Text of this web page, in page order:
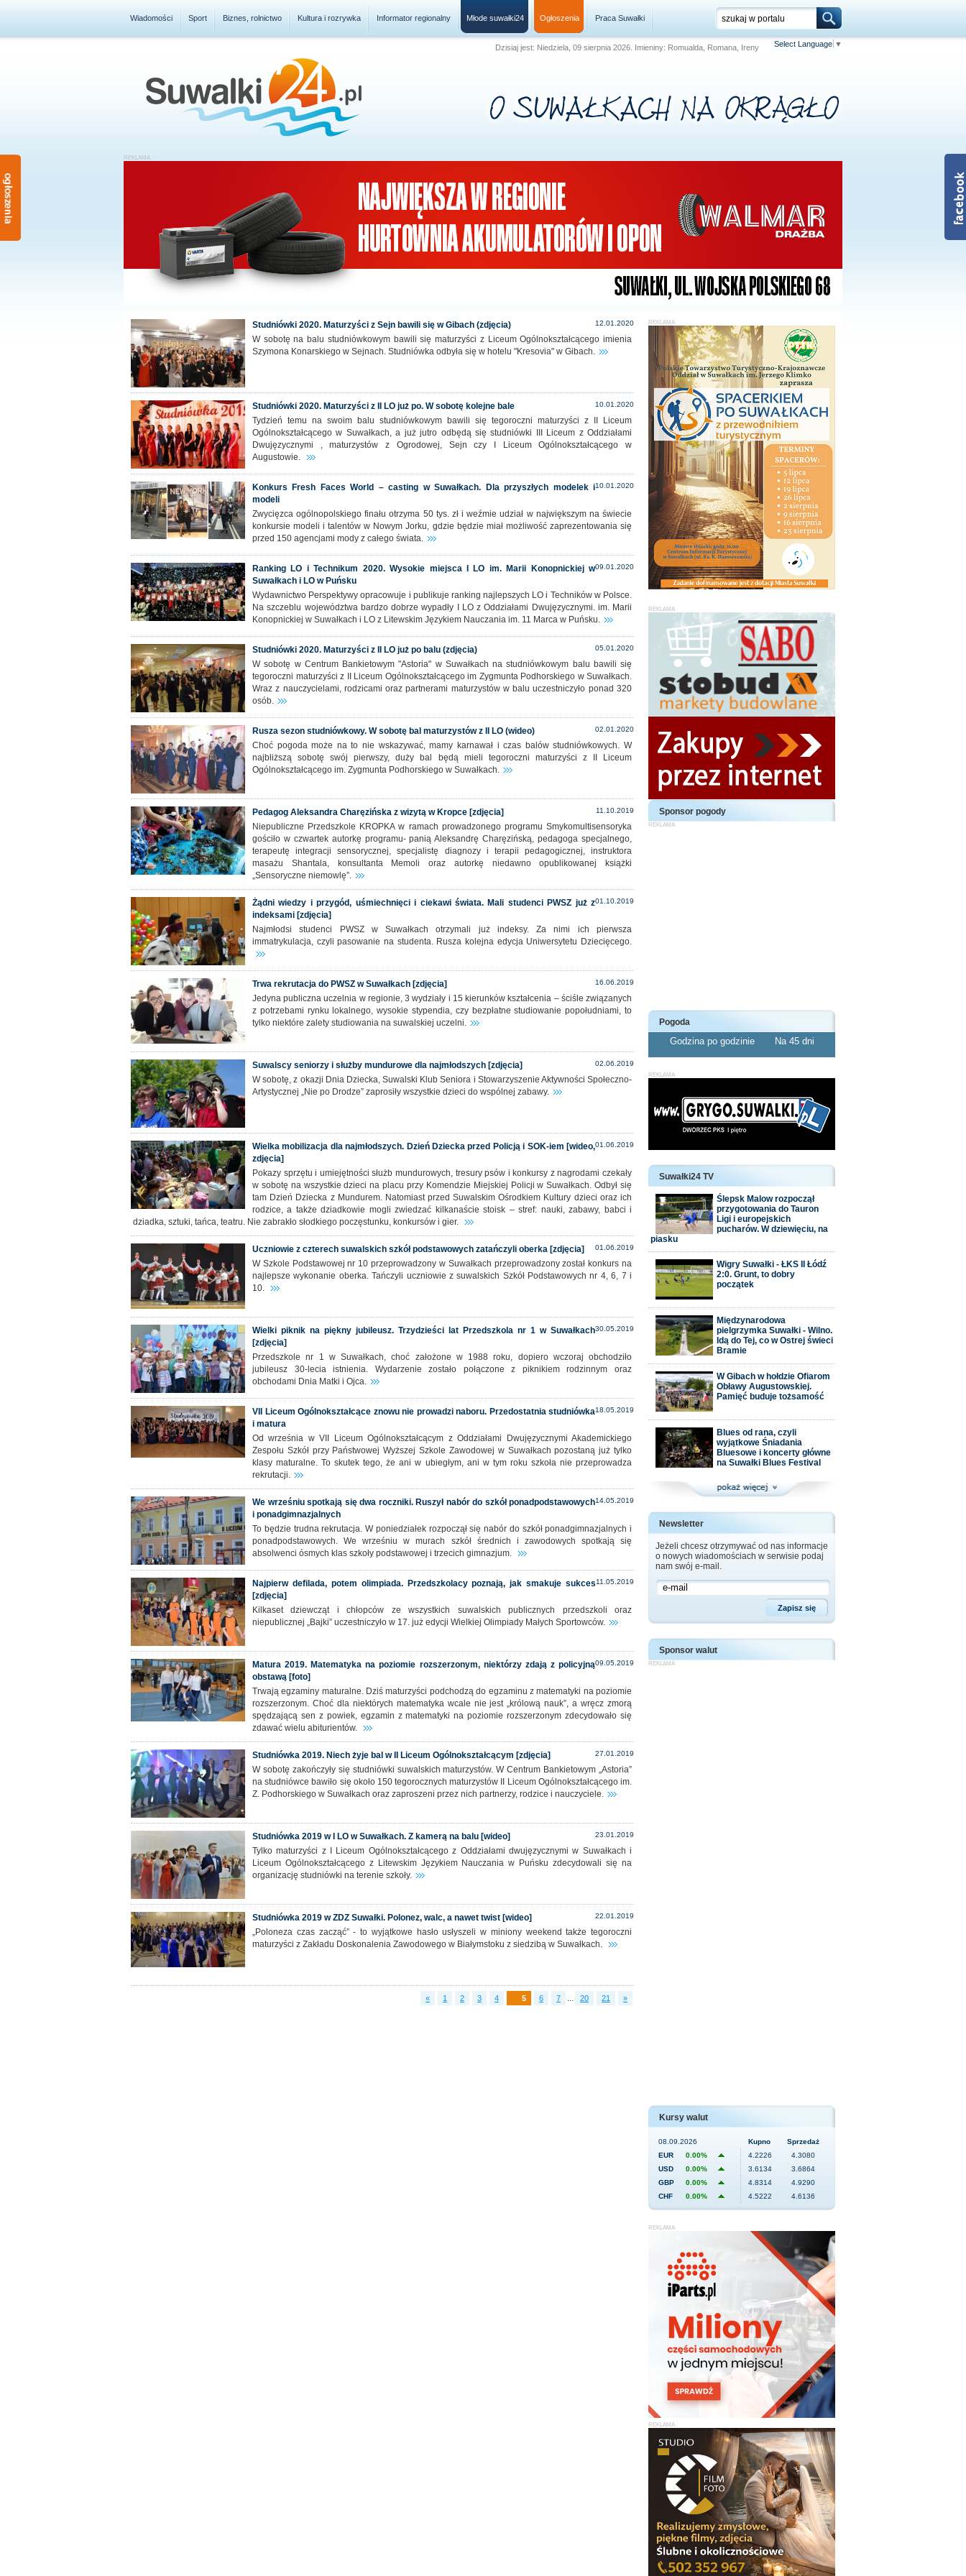
Wiadomości Sport Biznes, rolnictwo Kultura i rozrywka Informator regionalny Młode suwałki24 Ogłoszenia Praca Suwałki
Dzisiaj jest: Niedziela, 09 sierpnia 2026. Imieniny: Romualda, Romana, Ireny Select Language ▼
12.01.2020
Studniówki 2020. Maturzyści z Sejn bawili się w Gibach (zdjęcia)
W sobotę na balu studniówkowym bawili się maturzyści z Liceum Ogólnokształcącego imienia
Szymona Konarskiego w Sejnach. Studniówka odbyła się w hotelu "Kresovia" w Gibach.
10.01.2020
Studniówki 2020. Maturzyści z II LO już po. W sobotę kolejne bale
Tydzień temu na swoim balu studniówkowym bawili się tegoroczni maturzyści z II Liceum
Ogólnokształcącego w Suwałkach, a już jutro odbędą się studniówki III Liceum z Oddziałami
Dwujęzycznymi , maturzystów z Ogrodowej, Sejn czy I Liceum Ogólnokształcącego w
Augustowie.
10.01.2020
Konkurs Fresh Faces World – casting w Suwałkach. Dla przyszłych modelek i
modeli
Zwycięzca ogólnopolskiego finału otrzyma 50 tys. zł i weźmie udział w największym na świecie
konkursie modeli i talentów w Nowym Jorku, gdzie będzie miał możliwość zaprezentowania się
przed 150 agencjami mody z całego świata.
09.01.2020
Ranking LO i Technikum 2020. Wysokie miejsca I LO im. Marii Konopnickiej w
Suwałkach i LO w Puńsku
Wydawnictwo Perspektywy opracowuje i publikuje ranking najlepszych LO i Techników w Polsce.
Na szczeblu województwa bardzo dobrze wypadły I LO z Oddziałami Dwujęzycznymi. im. Marii
Konopnickiej w Suwałkach i LO z Litewskim Językiem Nauczania im. 11 Marca w Puńsku.
05.01.2020
Studniówki 2020. Maturzyści z II LO już po balu (zdjęcia)
W sobotę w Centrum Bankietowym "Astoria" w Suwałkach na studniówkowym balu bawili się
tegoroczni maturzyści z II Liceum Ogólnokształcącego im Zygmunta Podhorskiego w Suwałkach.
Wraz z nauczycielami, rodzicami oraz partnerami maturzystów w balu uczestniczyło ponad 320
osób.
02.01.2020
Rusza sezon studniówkowy. W sobotę bal maturzystów z II LO (wideo)
Choć pogoda może na to nie wskazywać, mamy karnawał i czas balów studniówkowych. W
najbliższą sobotę swój pierwszy, duży bal będą mieli tegoroczni maturzyści z II Liceum
Ogólnokształcącego im. Zygmunta Podhorskiego w Suwałkach.
11.10.2019
Pedagog Aleksandra Charęzińska z wizytą w Kropce [zdjęcia]
Niepubliczne Przedszkole KROPKA w ramach prowadzonego programu Smykomultisensoryka
gościło w czwartek autorkę programu- panią Aleksandrę Charęzińską, pedagoga specjalnego,
terapeutę integracji sensorycznej, specjalistę diagnozy i terapii pedagogicznej, instruktora
masażu Shantala, konsultanta Memoli oraz autorkę niedawno opublikowanej książki
„Sensoryczne niemowlę”.
01.10.2019
Żądni wiedzy i przygód, uśmiechnięci i ciekawi świata. Mali studenci PWSZ już z
indeksami [zdjęcia]
Najmłodsi studenci PWSZ w Suwałkach otrzymali już indeksy. Za nimi ich pierwsza
immatrykulacja, czyli pasowanie na studenta. Rusza kolejna edycja Uniwersytetu Dziecięcego.
16.06.2019
Trwa rekrutacja do PWSZ w Suwałkach [zdjęcia]
Jedyna publiczna uczelnia w regionie, 3 wydziały i 15 kierunków kształcenia – ściśle związanych
z potrzebami rynku lokalnego, wysokie stypendia, czy bezpłatne studiowanie popołudniami, to
tylko niektóre zalety studiowania na suwalskiej uczelni.
02.06.2019
Suwalscy seniorzy i służby mundurowe dla najmłodszych [zdjęcia]
W sobotę, z okazji Dnia Dziecka, Suwalski Klub Seniora i Stowarzyszenie Aktywności Społeczno-
Artystycznej „Nie po Drodze” zaprosiły wszystkie dzieci do wspólnej zabawy.
01.06.2019
Wielka mobilizacja dla najmłodszych. Dzień Dziecka przed Policją i SOK-iem [wideo,
zdjęcia]
Pokazy sprzętu i umiejętności służb mundurowych, tresury psów i konkursy z nagrodami czekały
w sobotę na wszystkie dzieci na placu przy Komendzie Miejskiej Policji w Suwałkach. Odbył się
tam Dzień Dziecka z Mundurem. Natomiast przed Suwalskim Ośrodkiem Kultury dzieci oraz ich
rodzice, a także dziadkowie mogli zwiedzać kilkanaście stoisk – stref: nauki, zabawy, babci i
dziadka, sztuki, tańca, teatru. Nie zabrakło słodkiego poczęstunku, konkursów i gier.
01.06.2019
Uczniowie z czterech suwalskich szkół podstawowych zatańczyli oberka [zdjęcia]
W Szkole Podstawowej nr 10 przeprowadzony w Suwałkach przeprowadzony został konkurs na
najlepsze wykonanie oberka. Tańczyli uczniowie z suwalskich Szkół Podstawowych nr 4, 6, 7 i
10.
30.05.2019
Wielki piknik na piękny jubileusz. Trzydzieści lat Przedszkola nr 1 w Suwałkach
[zdjęcia]
Przedszkole nr 1 w Suwałkach, choć założone w 1988 roku, dopiero wczoraj obchodziło
jubileusz 30-lecia istnienia. Wydarzenie zostało połączone z piknikiem rodzinnym oraz
obchodami Dnia Matki i Ojca.
18.05.2019
VII Liceum Ogólnokształcące znowu nie prowadzi naboru. Przedostatnia studniówka
i matura
Od września w VII Liceum Ogólnokształcącym z Oddziałami Dwujęzycznymi Akademickiego
Zespołu Szkół przy Państwowej Wyższej Szkole Zawodowej w Suwałkach pozostaną już tylko
klasy maturalne. To skutek tego, że ani w ubiegłym, ani w tym roku szkoła nie przeprowadza
rekrutacji.
14.05.2019
We wrześniu spotkają się dwa roczniki. Ruszył nabór do szkół ponadpodstawowych
i ponadgimnazjalnych
To będzie trudna rekrutacja. W poniedziałek rozpoczął się nabór do szkół ponadgimnazjalnych i
ponadpodstawowych. We wrześniu w murach szkół średnich i zawodowych spotkają się
absolwenci ósmych klas szkoły podstawowej i trzecich gimnazjum.
11.05.2019
Najpierw defilada, potem olimpiada. Przedszkolacy poznają, jak smakuje sukces
[zdjęcia]
Kilkaset dziewcząt i chłopców ze wszystkich suwalskich publicznych przedszkoli oraz
niepublicznej „Bajki” uczestniczyło w 17. już edycji Wielkiej Olimpiady Małych Sportowców.
09.05.2019
Matura 2019. Matematyka na poziomie rozszerzonym, niektórzy zdają z policyjną
obstawą [foto]
Trwają egzaminy maturalne. Dziś maturzyści podchodzą do egzaminu z matematyki na poziomie
rozszerzonym. Choć dla niektórych matematyka wcale nie jest „królową nauk”, a wręcz zmorą
spędzającą sen z powiek, egzamin z matematyki na poziomie rozszerzonym zdecydowało się
zdawać wielu abiturientów.
27.01.2019
Studniówka 2019. Niech żyje bal w II Liceum Ogólnokształcącym [zdjęcia]
W sobotę zakończyły się studniówki suwalskich maturzystów. W Centrum Bankietowym „Astoria”
na studniówce bawiło się około 150 tegorocznych maturzystów II Liceum Ogólnokształcącego im.
Z. Podhorskiego w Suwałkach oraz zaproszeni przez nich partnerzy, rodzice i nauczyciele.
23.01.2019
Studniówka 2019 w I LO w Suwałkach. Z kamerą na balu [wideo]
Tylko maturzyści z I Liceum Ogólnokształcącego z Oddziałami dwujęzycznymi w Suwałkach i
Liceum Ogólnokształcącego z Litewskim Językiem Nauczania w Puńsku zdecydowali się na
organizację studniówki na terenie szkoły.
22.01.2019
Studniówka 2019 w ZDZ Suwałki. Polonez, walc, a nawet twist [wideo]
„Poloneza czas zacząć” - to wyjątkowe hasło usłyszeli w miniony weekend także tegoroczni
maturzyści z Zakładu Doskonalenia Zawodowego w Białymstoku z siedzibą w Suwałkach.
« 1 2 3 4 5 6 7 ... 20 21 »
Sponsor pogody
Pogoda
Godzina po godzinie Na 45 dni
Suwałki24 TV
Ślepsk Malow rozpoczął
przygotowania do Tauron
Ligi i europejskich
pucharów. W dziewięciu, na
piasku
Wigry Suwałki - ŁKS II Łódź
2:0. Grunt, to dobry
początek
Międzynarodowa
pielgrzymka Suwałki - Wilno.
Idą do Tej, co w Ostrej świeci
Bramie
W Gibach w hołdzie Ofiarom
Obławy Augustowskiej.
Pamięć buduje tożsamość
Blues od rana, czyli
wyjątkowe Śniadania
Bluesowe i koncerty główne
na Suwałki Blues Festival
Newsletter
Jeżeli chcesz otrzymywać od nas informacje
o nowych wiadomościach w serwisie podaj
nam swój e-mail.
Sponsor walut
Kursy walut
08.09.2026 Kupno
Sprzedaż
EUR
0.00% 4.2226
4.3080
USD
0.00% 3.6134
3.6864
GBP
0.00% 4.8314
4.9290
CHF
0.00% 4.5222 4.6136